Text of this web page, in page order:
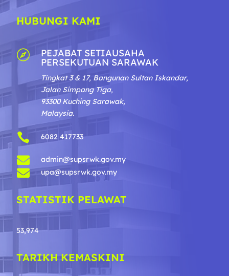
HUBUNGI KAMI
 PEJABAT SETIAUSAHA
PERSEKUTUAN SARAWAK
Tingkat 3 & 17, Bangunan Sultan Iskandar,
Jalan Simpang Tiga,
93300 Kuching Sarawak,
Malaysia.
 6082 417733
 admin@supsrwk.gov.my
 upa@supsrwk.gov.my
STATISTIK PELAWAT
53,974
TARIKH KEMASKINI